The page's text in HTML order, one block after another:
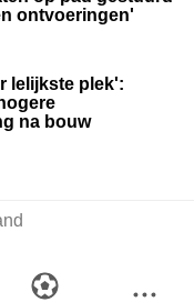
ontvoeringen'
lelijkste plek':
na bouw